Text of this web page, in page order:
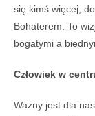
się kimś więcej,
Bohaterem. To
bogatymi a
Człowiek w
Ważny jest dla